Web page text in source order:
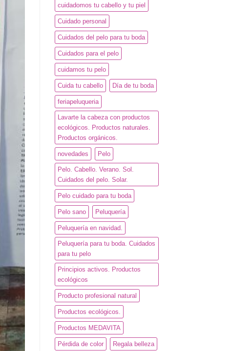
cuidadomos tu cabello y tu piel
Cuidado personal
Cuidados del pelo para tu boda
Cuidados para el pelo
cuidamos tu pelo
Cuida tu cabello Día de tu boda
feriapeluqueria
Lavarte la cabeza con productos
ecológicos. Productos naturales.
Productos orgánicos.
novedades Pelo
Pelo. Cabello. Verano. Sol.
Cuidados del pelo. Solar.
Pelo cuidado para tu boda
Pelo sano Peluquería
Peluquería en navidad.
Peluquería para tu boda. Cuidados
para tu pelo
Principios activos. Productos
ecológicos
Producto profesional natural
Productos ecológicos.
Productos MEDAVITA
Pérdida de color Regala belleza